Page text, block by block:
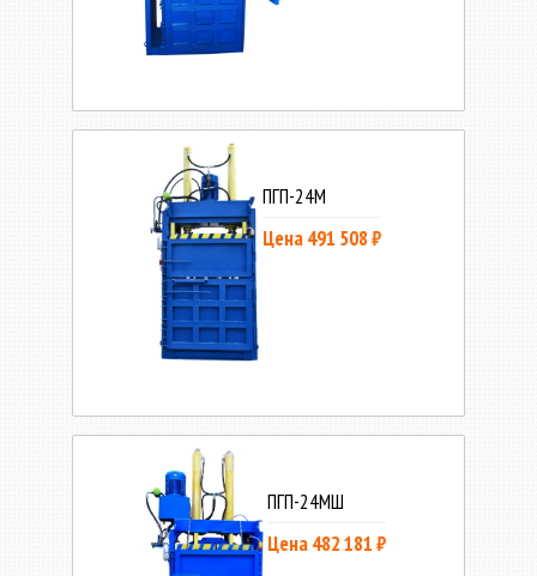
ПГП-24М
Цена 491 508 ₽
ПГП-24МШ
Цена 482 181 ₽